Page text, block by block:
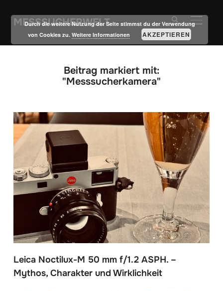
MESSSUCHERWELT
Beitrag markiert mit:
"Messsucherkamera"
Leica Noctilux-M 50 mm f/1.2 ASPH. –
Mythos, Charakter und Wirklichkeit
Durch die weitere Nutzung der Seite stimmst du der Verwendung
von Cookies zu.Weitere Informationen AKZEPTIEREN